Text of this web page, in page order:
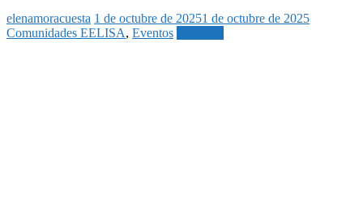
elenamoracuesta 1 de octubre de 20251 de octubre de 2025
Comunidades EELISA, Eventos